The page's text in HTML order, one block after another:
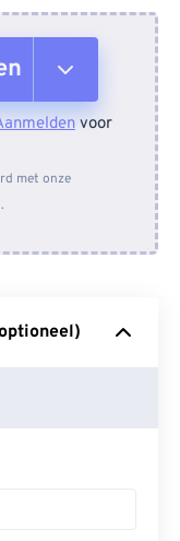
voor
met onze
.